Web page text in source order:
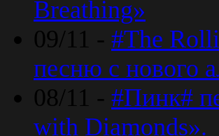
Breathing»
09/11 - #The
песню с нового
08/11 - #Пинк#
with Diamonds».